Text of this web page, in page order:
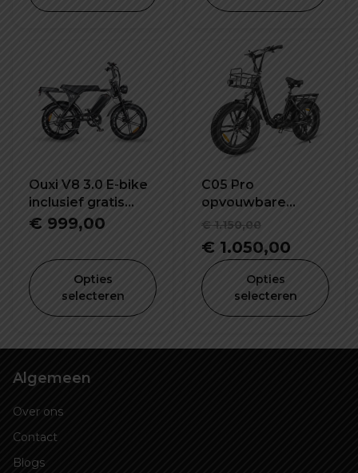
Ouxi V8 3.0 E-bike
inclusief gratis
alarm, achterzitje
€ 999,00
Opties
selecteren
C05 Pro
opvouwbare
elektrische fiets
€1.150,00
prijs
was:
€ 1.150,00.
€ 1.050,00
prijs
is:
€
Opties
selecteren
Algemeen
Over ons
Contact
Blogs